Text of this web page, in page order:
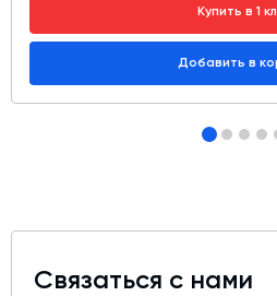
Купить в 1
Добавить в
Связаться с нами